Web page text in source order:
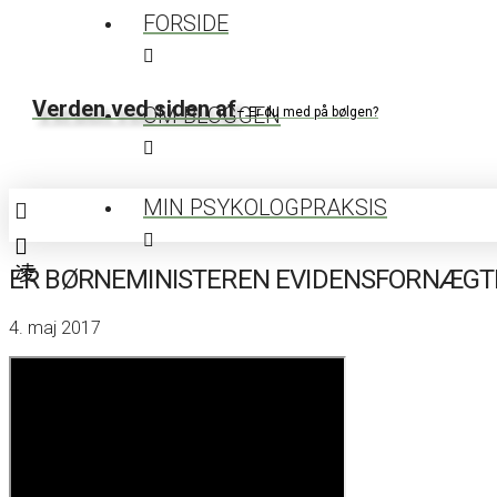
FORSIDE
OM BLOGGEN
MIN PSYKOLOGPRAKSIS
Verden ved siden af– Er du med på bølgen?
ER BØRNEMINISTEREN
4. maj 2017